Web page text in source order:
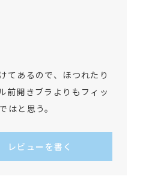
てあるので、ほつれたり
前開きブラよりもフィッ
はと思う。
レビューを書く